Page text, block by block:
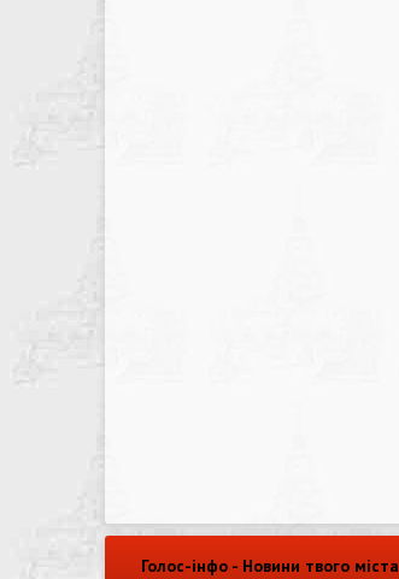
Голос-інфо - Новини твого міста